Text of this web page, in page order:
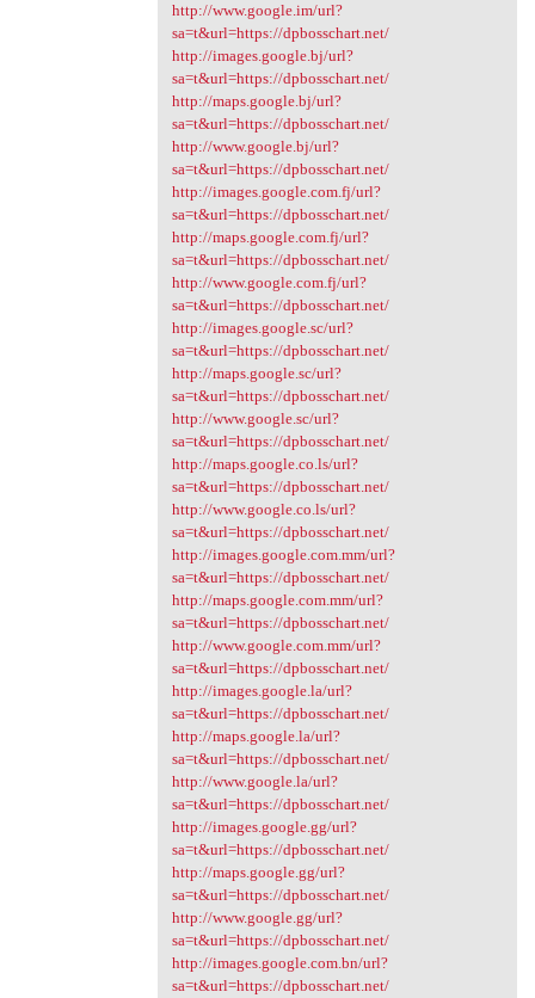
http://www.google.im/url?
sa=t&url=https://dpbosschart.net/
http://images.google.bj/url?
sa=t&url=https://dpbosschart.net/
http://maps.google.bj/url?
sa=t&url=https://dpbosschart.net/
http://www.google.bj/url?
sa=t&url=https://dpbosschart.net/
http://images.google.com.fj/url?
sa=t&url=https://dpbosschart.net/
http://maps.google.com.fj/url?
sa=t&url=https://dpbosschart.net/
http://www.google.com.fj/url?
sa=t&url=https://dpbosschart.net/
http://images.google.sc/url?
sa=t&url=https://dpbosschart.net/
http://maps.google.sc/url?
sa=t&url=https://dpbosschart.net/
http://www.google.sc/url?
sa=t&url=https://dpbosschart.net/
http://maps.google.co.ls/url?
sa=t&url=https://dpbosschart.net/
http://www.google.co.ls/url?
sa=t&url=https://dpbosschart.net/
http://images.google.com.mm/url?
sa=t&url=https://dpbosschart.net/
http://maps.google.com.mm/url?
sa=t&url=https://dpbosschart.net/
http://www.google.com.mm/url?
sa=t&url=https://dpbosschart.net/
http://images.google.la/url?
sa=t&url=https://dpbosschart.net/
http://maps.google.la/url?
sa=t&url=https://dpbosschart.net/
http://www.google.la/url?
sa=t&url=https://dpbosschart.net/
http://images.google.gg/url?
sa=t&url=https://dpbosschart.net/
http://maps.google.gg/url?
sa=t&url=https://dpbosschart.net/
http://www.google.gg/url?
sa=t&url=https://dpbosschart.net/
http://images.google.com.bn/url?
sa=t&url=https://dpbosschart.net/